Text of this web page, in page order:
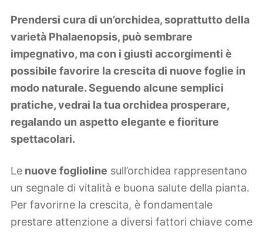
Zodiaco
Prendersi cura di un’orchidea, soprattutto della
varietà Phalaenopsis, può sembrare
impegnativo, ma con i giusti accorgimenti è
possibile favorire la crescita di nuove foglie in
modo naturale. Seguendo alcune semplici
pratiche, vedrai la tua orchidea prosperare,
regalando un aspetto elegante e fioriture
spettacolari.
Le nuove foglioline sull’orchidea rappresentano
un segnale di vitalità e buona salute della pianta.
Per favorirne la crescita, è fondamentale
prestare attenzione a diversi fattori chiave come